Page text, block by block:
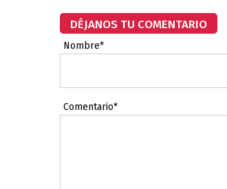
DÉJANOS TU COMENTARIO
Nombre*
Comentario*